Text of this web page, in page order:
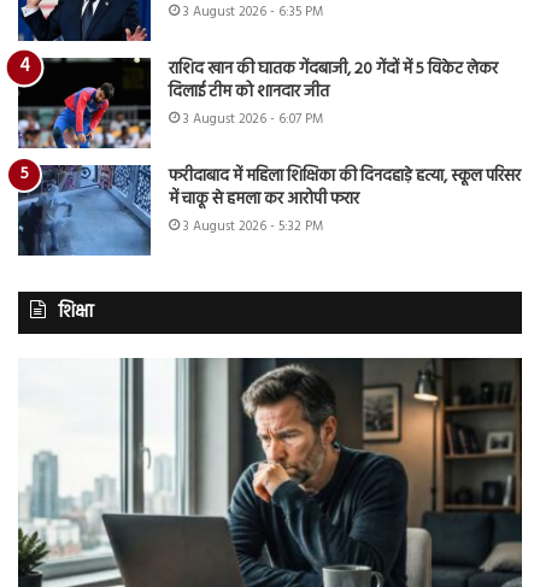
3 August 2026 - 6:35 PM
राशिद खान की घातक गेंदबाजी, 20 गेंदों में 5 विकेट लेकर
दिलाई टीम को शानदार जीत
3 August 2026 - 6:07 PM
फरीदाबाद में महिला शिक्षिका की दिनदहाड़े हत्या, स्कूल परिसर
में चाकू से हमला कर आरोपी फरार
3 August 2026 - 5:32 PM
शिक्षा